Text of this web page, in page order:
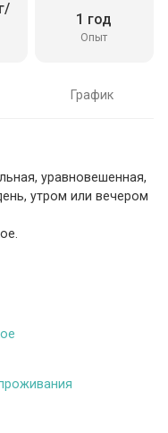
Опыт
1 год
График
уравновешенная,
утром или вечером